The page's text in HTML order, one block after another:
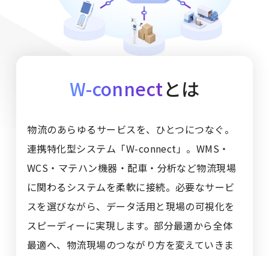
W-connectとは
物流のあらゆるサービスを、ひとつにつなぐ。
連携特化型システム「W-connect」。 WMS・
WCS・マテハン機器・配車・分析など物流現場
に関わるシステムを柔軟に接続。 必要なサービ
スを選びながら、データ活用と現場の可視化を
スピーディーに実現します。部分最適から全体
最適へ、物流現場のつながり方を変えていきま